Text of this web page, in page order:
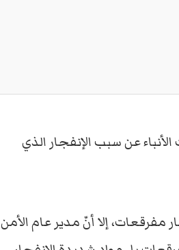
عن سبب الإنفجار الذي
مفرقعات، إلا أنّ مدير عام الأمن